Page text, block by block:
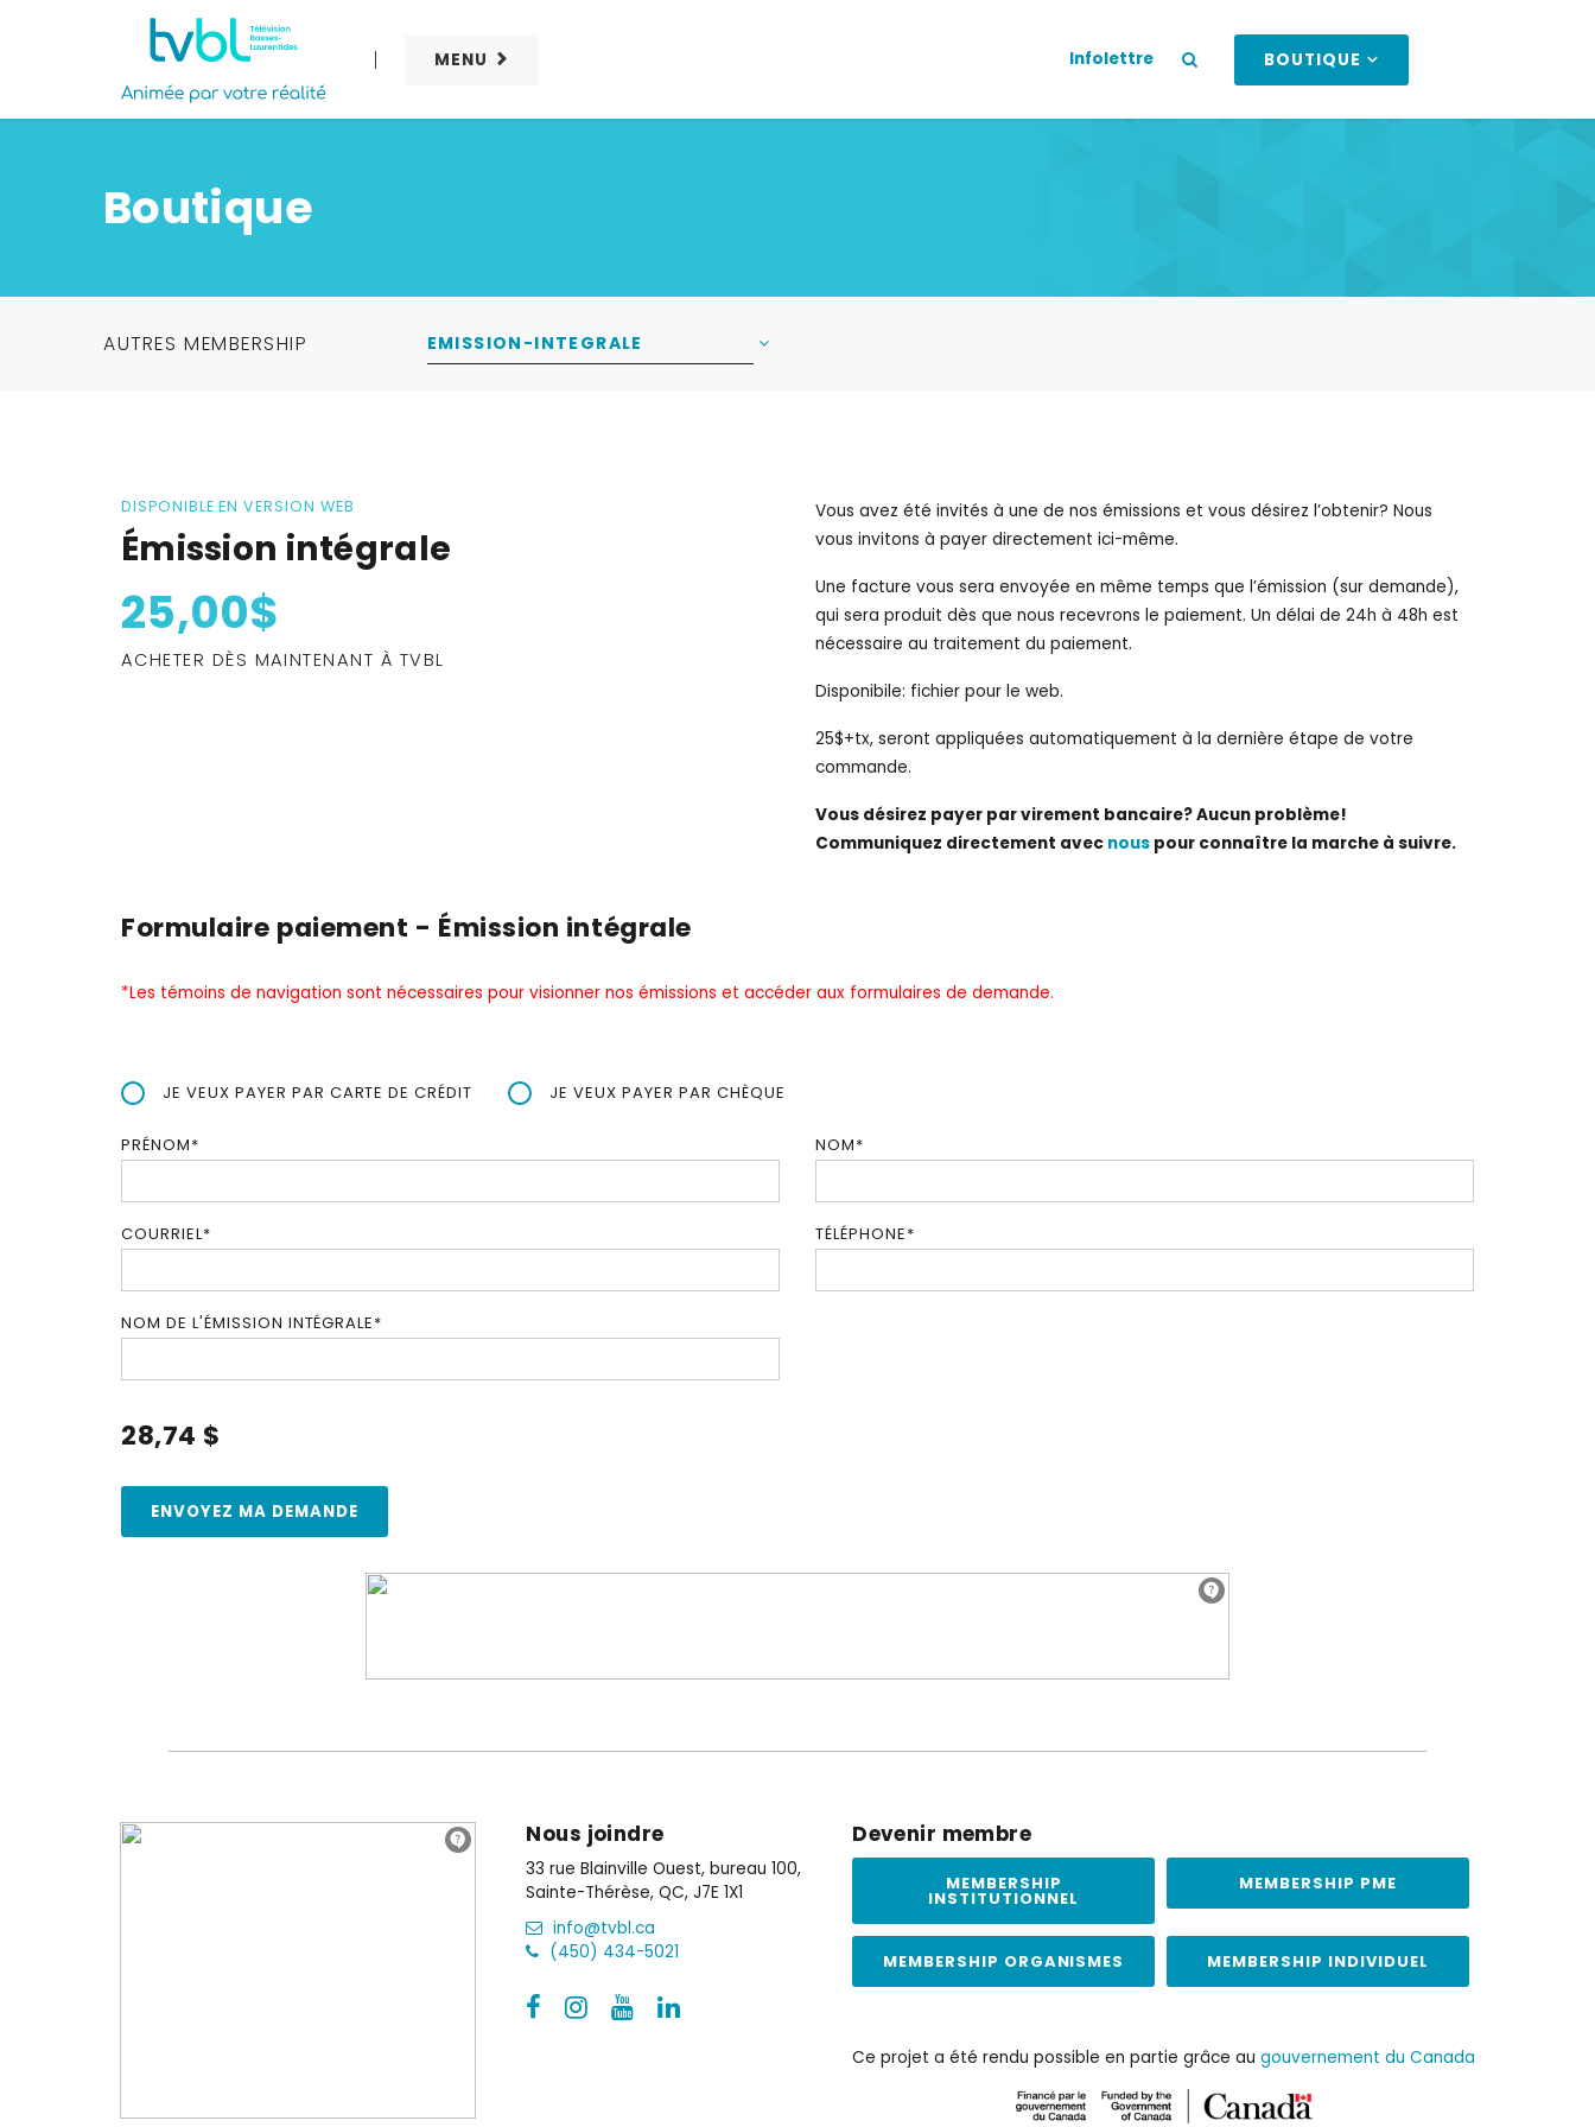
MENU Infolettre BOUTIQUE
Boutique
AUTRES MEMBERSHIP EMISSION-INTEGRALE
DISPONIBLE EN VERSION WEB
Émission intégrale
25,00$
ACHETER DÈS MAINTENANT À TVBL
Vous avez été invités à une de nos émissions et vous désirez l’obtenir? Nous
vous invitons à payer directement ici-même.
Une facture vous sera envoyée en même temps que l’émission (sur demande),
qui sera produit dès que nous recevrons le paiement. Un délai de 24h à 48h est
nécessaire au traitement du paiement.
Disponibile: fichier pour le web.
25$+tx, seront appliquées automatiquement à la dernière étape de votre
commande.
Vous désirez payer par virement bancaire? Aucun problème!
Communiquez directement avec nous pour connaître la marche à suivre.
Formulaire paiement - Émission intégrale
*Les témoins de navigation sont nécessaires pour visionner nos émissions et accéder aux formulaires de demande.
JE VEUX PAYER PAR CARTE DE CRÉDIT JE VEUX PAYER PAR CHÈQUE
PRÉNOM* NOM*
COURRIEL* TÉLÉPHONE*
NOM DE L'ÉMISSION INTÉGRALE*
28,74 $
ENVOYEZ MA DEMANDE
Nous joindre
33 rue Blainville Ouest, bureau 100,
Sainte-Thérèse, QC, J7E 1X1
info@tvbl.ca
(450) 434-5021
Devenir membre
MEMBERSHIP
INSTITUTIONNEL
MEMBERSHIP PME
MEMBERSHIP ORGANISMES MEMBERSHIP INDIVIDUEL
Ce projet a été rendu possible en partie grâce augouvernement du Canada